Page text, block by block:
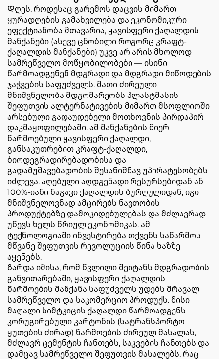
Დღეს, როდესაც გარემოს დაცვის მიმართ
ყურადღების გამახვილება და ეკონომიკური
ეფექტიანობა მთავარია, ყავისფერი ქაღალდის
მანქანები (ასევე ცნობილი როგორც კრაფტ-
ქაღალდის მანქანები) უკვე არ არის მხოლოდ
სამრეწველო მოწყობილობები — ისინი
წარმოადგენენ მდგრადი და მდგრადი მიწოდების
ჯაჭვების საფუძველს. მათი ძირეული
მნიშვნელობა მდგომარეობს პლასტმასის
შეფუთვის ალტერნატივების მიმართ მსოფლიოში
არსებული გადაუდებელი მოთხოვნის პირდაპირ
დაკმაყოფილებაში. ამ მანქანების მიერ
წარმოებული ყავისფერი ქაღალდი,
განსაკუთრებით კრაფტ-ქაღალდი,
ბიოდეგრადირებადობისა და
გადამუშავებადობის შესანიშნავ უპირატესობებს
იძლევა. აღებული აღდგენადი რესურსებიდან ან
100%-იანი ნაგავი ქაღალდის ბურღულიდან, იგი
მნიშვნელოვნად ამცირებს ნავთობის
პროდუქტებზე დამოკიდებულებას და მძლავრად
უწევს ხელს წრიულ ეკონომიკას. ამ
ტექნოლოგიაში ინვესტირება თქვენს საწარმოს
მწვანე შეფუთვის რევოლუციის წინა ხაზზე
აყენებს.
Გარდა იმისა, რომ წვლილი შეიტანს მდგრადობის
განვითარებაში, ყავისფერი ქაღალდის
წარმოების მანქანა საფუძველს უდებს მრავალ
სამრეწველო და საკომერციო პროდუქს. მისი
მაღალი სიმტკიცის ქაღალდი წარმოადგენს
კორუგირებული კარტონის (სატრანსპორტო
ყუთების ძირად) წარმოების ძირეულ მასალას,
მძლავრ ცემენტის ჩანთებს, საკვების ჩანთებს და
დამცავ სამრეწველო შეფუთვის მასალებს, რაც